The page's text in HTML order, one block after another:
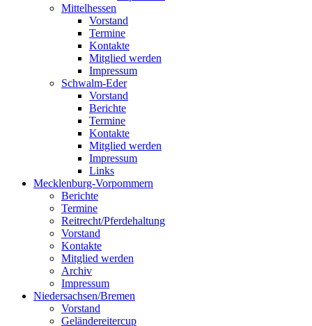
Mittelhessen
Vorstand
Termine
Kontakte
Mitglied werden
Impressum
Schwalm-Eder
Vorstand
Berichte
Termine
Kontakte
Mitglied werden
Impressum
Links
Mecklenburg-Vorpommern
Berichte
Termine
Reitrecht/Pferdehaltung
Vorstand
Kontakte
Mitglied werden
Archiv
Impressum
Niedersachsen/Bremen
Vorstand
Geländereitercup